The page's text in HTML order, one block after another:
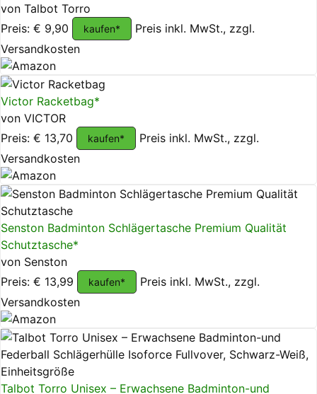
von Talbot Torro
Preis: € 9,90
kaufen*
Preis inkl. MwSt., zzgl.
Versandkosten
Victor Racketbag*
von VICTOR
Preis: € 13,70
kaufen*
Preis inkl. MwSt., zzgl.
Versandkosten
Senston Badminton Schlägertasche Premium Qualität
Schutztasche*
von Senston
Preis: € 13,99
kaufen*
Preis inkl. MwSt., zzgl.
Versandkosten
Talbot Torro Unisex – Erwachsene Badminton-und